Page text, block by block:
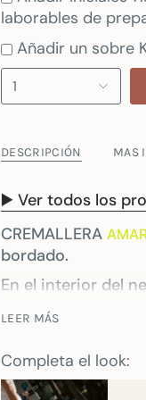
laborables de
Añadir un sobre
1
DESCRIPCIÓN MAS
▶️ Ver todos los
CREMALLERA
bordado.
En el interior del
caso de
espaciosos y
cm de alto, donde
LEER MÁS
Completa el look: